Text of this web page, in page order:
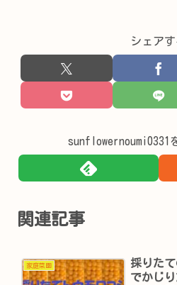
シェアす
sunflowernoumi0331
関連記事
家庭菜園
採りた
でかじ